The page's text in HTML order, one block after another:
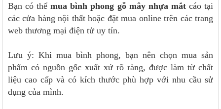
Bạn có thểmua bình phong gỗ mây nhựa mắtcáo tại
các cửa hàng nội thất hoặc đặt mua online trên các trang
web thương mại điện tử uy tín.
Lưu ý: Khi mua bình phong, bạn nên chọn mua sản
phẩm có nguồn gốc xuất xứ rõ ràng, được làm từ chất
liệu cao cấp và có kích thước phù hợp với nhu cầu sử
dụng của mình.